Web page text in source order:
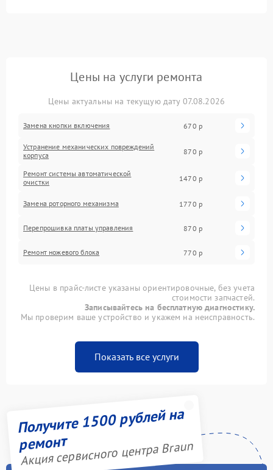
Цены на услуги ремонта
Цены актуальны на текущую дату 07.08.2026
Замена кнопки включения 670 р
Устранение механических повреждений
корпуса
870 р
Ремонт системы автоматической
очистки
1470 р
Замена роторного механизма 1770 р
Перепрошивка платы управления 870 р
Ремонт ножевого блока 770 р
Цены в прайс-листе указаны ориентировочные, без учета
стоимости запчастей.
Записывайтесь на бесплатную диагностику.
Мы проверим ваше устройство и укажем на неисправность.
Показать все услуги
Получите 1500 рублей на
ремонт
Акция сервисного центра Braun